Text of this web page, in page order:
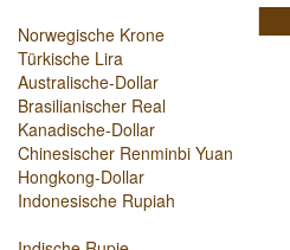
Norwegische Krone
Türkische Lira
Australische-Dollar
Brasilianischer Real
Kanadische-Dollar
Chinesischer Renminbi Yuan
Hongkong-Dollar
Indonesische Rupiah